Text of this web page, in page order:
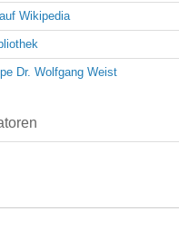
Wikipedia
Dr. Wolfgang Weist